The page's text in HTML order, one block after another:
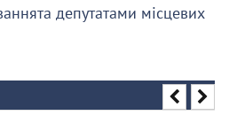
депутатами місцевих